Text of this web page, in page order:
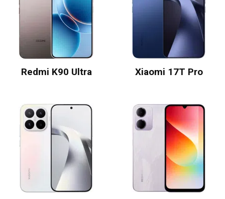
Redmi K90 Ultra Xiaomi 17T Pro